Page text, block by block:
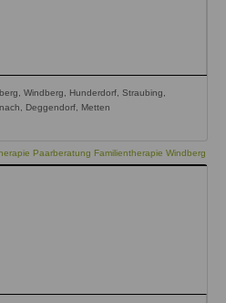
Windberg, Hunderdorf, Straubing,
Deggendorf, Metten
Paarberatung Familientherapie Windberg